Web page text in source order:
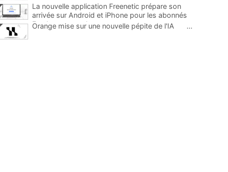
La nouvelle application Freenetic prépare son
arrivée sur Android et iPhone pour les abonnés
Freebox, testez la
Orange mise sur une nouvelle pépite de l'IA ...